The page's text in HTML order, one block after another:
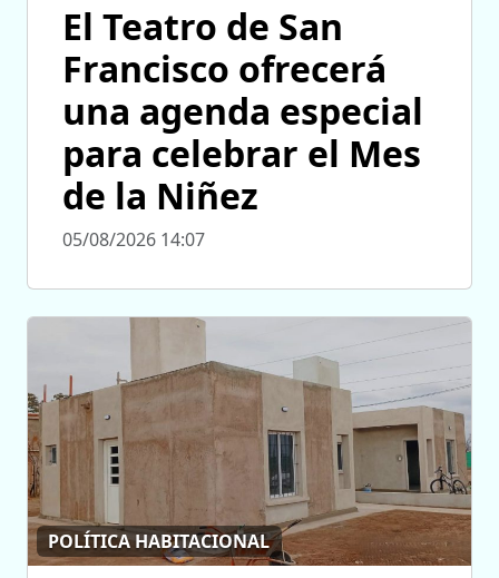
El Teatro de San
Francisco ofrecerá
una agenda especial
para celebrar el Mes
de la Niñez
05/08/2026 14:07
POLÍTICA HABITACIONAL